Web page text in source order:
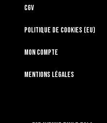
CGV
Politique de cookies (EU)
Mon compte
Mentions légales